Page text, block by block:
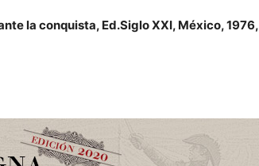
la conquista, Ed.Siglo XXI, México, 1976,